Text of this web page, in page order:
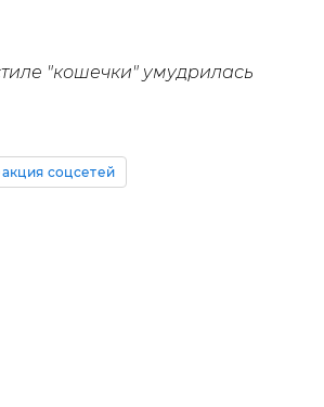
"кошечки" умудрилась
соцсетей